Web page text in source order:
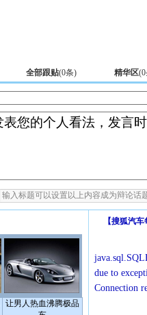
全部跟贴(0条) 精华区(0
让男人热血沸腾极品
【搜狐汽车
due to
Connection